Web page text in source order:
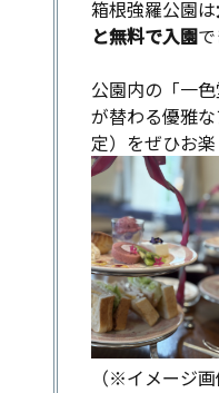
箱根強羅公園は
と無料で入園で
公園内の「一
が替わる優雅
定）をぜひお
（※イメージ画